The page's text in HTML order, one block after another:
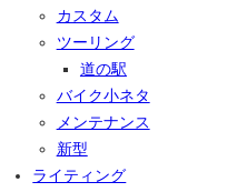
カスタム
ツーリング
道の駅
バイク小ネタ
メンテナンス
新型
ライティング